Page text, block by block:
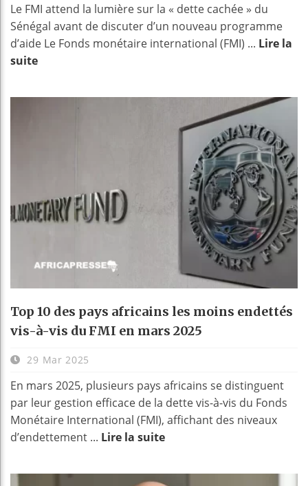
Le FMI attend la lumière sur la « dette cachée » du
Sénégal avant de discuter d’un nouveau programme
d’aide Le Fonds monétaire international (FMI) ... Lire la
suite
Top 10 des pays africains les moins endettés
vis-à-vis du FMI en mars 2025
29 Mar 2025
En mars 2025, plusieurs pays africains se distinguent
par leur gestion efficace de la dette vis-à-vis du Fonds
Monétaire International (FMI), affichant des niveaux
d’endettement ... Lire la suite